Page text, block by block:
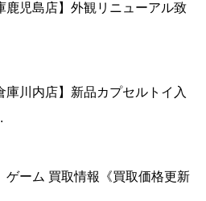
鹿児島店】外観リニューアル致
庫川内店】新品カプセルトイ入
ゲーム 買取情報《買取価格更新